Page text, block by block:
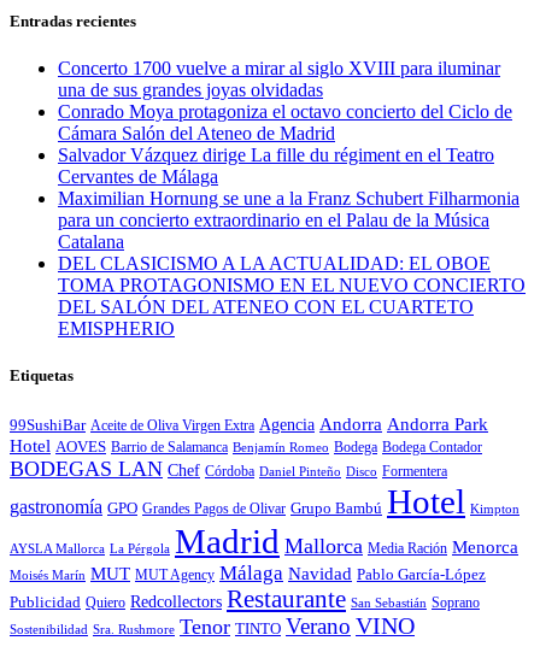
Entradas recientes
Concerto 1700 vuelve a mirar al siglo XVIII para iluminar
una de sus grandes joyas olvidadas
Conrado Moya protagoniza el octavo concierto del Ciclo de
Cámara Salón del Ateneo de Madrid
Salvador Vázquez dirige La fille du régiment en el Teatro
Cervantes de Málaga
Maximilian Hornung se une a la Franz Schubert Filharmonia
para un concierto extraordinario en el Palau de la Música
Catalana
DEL CLASICISMO A LA ACTUALIDAD: EL OBOE
TOMA PROTAGONISMO EN EL NUEVO CONCIERTO
DEL SALÓN DEL ATENEO CON EL CUARTETO
EMISPHERIO
Etiquetas
99SushiBar Aceite de Oliva Virgen Extra Agencia Andorra Andorra Park
Hotel AOVES Barrio de Salamanca Benjamín Romeo Bodega Bodega Contador
BODEGAS LAN Chef Córdoba Daniel Pinteño Disco Formentera
gastronomía GPO Grandes Pagos de Olivar Grupo Bambú Hotel Kimpton
AYSLA Mallorca La Pérgola Madrid Mallorca Media Ración Menorca
Moisés Marín MUT MUT Agency Málaga Navidad Pablo García-López
Publicidad Quiero Redcollectors Restaurante San Sebastián Soprano
Sostenibilidad Sra. Rushmore Tenor TINTO Verano VINO